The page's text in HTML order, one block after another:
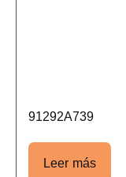
91292A739
Leer más